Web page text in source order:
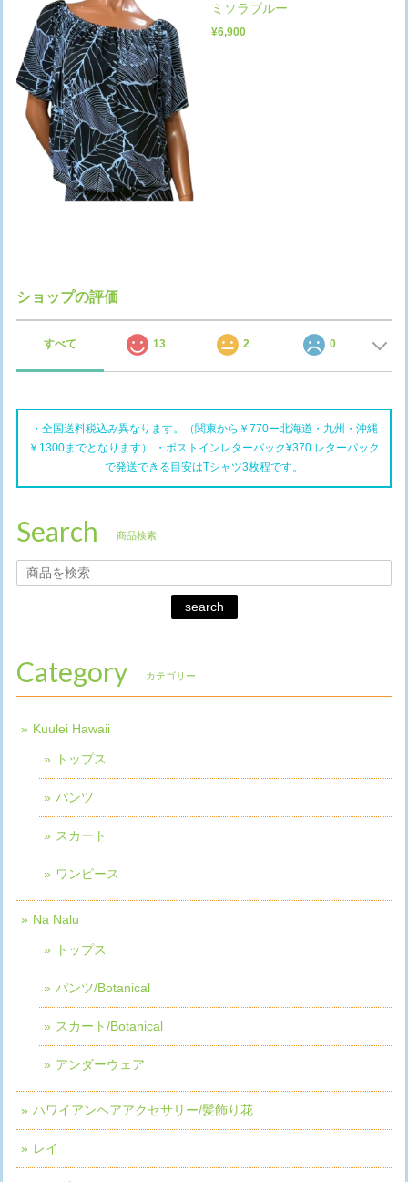
ミソラブルー
¥6,900
ショップの評価
すべて 13 2 0
・全国送料税込み異なります。（関東から￥770ー北海道・九州・沖縄
￥1300までとなります） ・ポストインレターパック¥370 レターパック
で発送できる目安はTシャツ3枚程です。
Search 商品検索
search
Category カテゴリー
Kuulei Hawaii
トップス
パンツ
スカート
ワンピース
Na Nalu
トップス
パンツ/Botanical
スカート/Botanical
アンダーウェア
ハワイアンヘアアクセサリー/髪飾り花
レイ